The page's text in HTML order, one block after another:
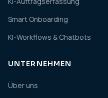
Smart Onboarding
KI-Workflows & Chatbots
UNTERNEHMEN
Über uns